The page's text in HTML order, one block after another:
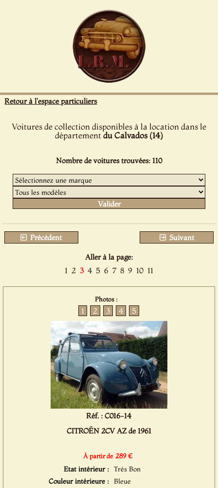
Retour à l'espace particuliers
Voitures de collection disponibles à la location dans le
départementdu Calvados (14)
Nombre de voitures trouvées: 110
Précédent Suivant
Aller à la page:
1 2 3 4 5 6 7 8 9 10 11
Photos :
1 2 3 4 5
Réf. : C016-14
CITROËN 2CV AZ de 1961
À partir de 289 €
Etat intérieur : Très Bon
Couleur intérieure : Bleue